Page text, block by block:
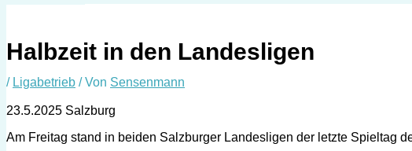
Halbzeit in den Landesligen
/ Ligabetrieb / Von Sensenmann
23.5.2025 Salzburg
Am Freitag stand in beiden Salzburger Landesligen der letzte Spieltag